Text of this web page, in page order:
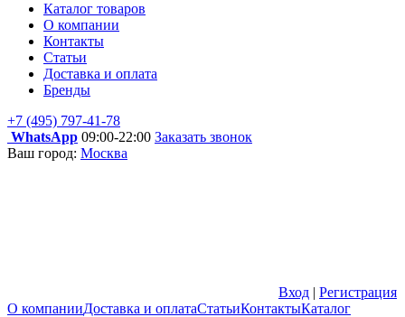
Каталог товаров
О компании
Контакты
Статьи
Доставка и оплата
Бренды
+7 (495) 797-41-78
WhatsApp 09:00-22:00 Заказать звонок
Ваш город: Москва
Вход | Регистрация
О компанииДоставка и оплатаСтатьиКонтактыКаталог